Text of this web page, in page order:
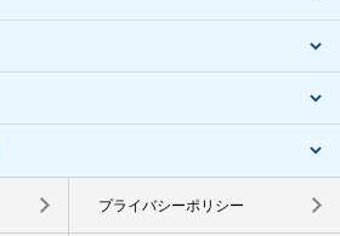
プライバシーポリシー